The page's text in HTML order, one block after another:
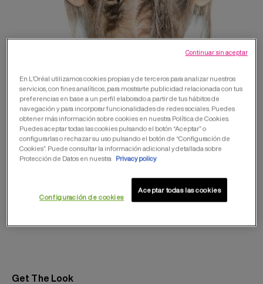
TRIBAL BUN
Get The Look
En L’Oréal utilizamos cookies propias y de terceros para analizar nuestros
servicios, con fines analíticos, para mostrarte publicidad relacionada con tus
preferencias en base a un perfil elaborado a partir de tus hábitos de
navegación y para incorporar funcionalidades de redes sociales. Puedes
obtener más información sobre cookies en nuestra Política de Cookies.
Puedes aceptar todas las cookies pulsando el botón “Aceptar” o
configurarlas o rechazar su uso pulsando el botón de “Configuración de
Cookies”. Puede consultar la información adicional y detallada sobre
Protección de Datos en nuestra
Privacy policy
Configuración de cookies
Aceptar todas las cookies
Continuar sin aceptar